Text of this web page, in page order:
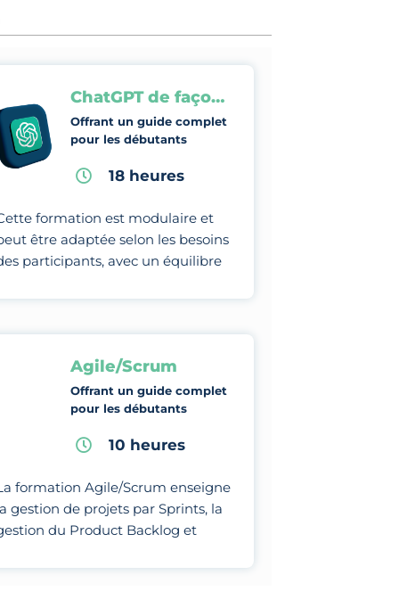
ChatGPT de façon professionnelle
Offrant un guide complet
pour les débutants
18 heures
formation est modulaire et
être adaptée selon les besoins
participants, avec un équilibre
Agile/Scrum
Offrant un guide complet
pour les débutants
10 heures
formation Agile/Scrum enseigne
gestion de projets par Sprints, la
du Product Backlog et